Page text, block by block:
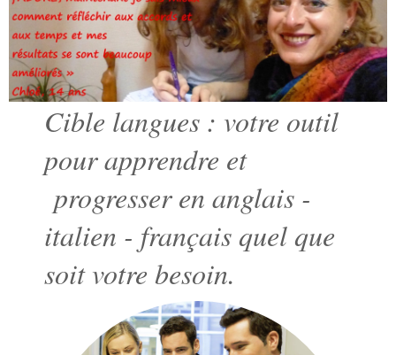
Cible langues : votre outil
pour apprendre et
progresser en anglais -
italien - français quel que
soit votre besoin.